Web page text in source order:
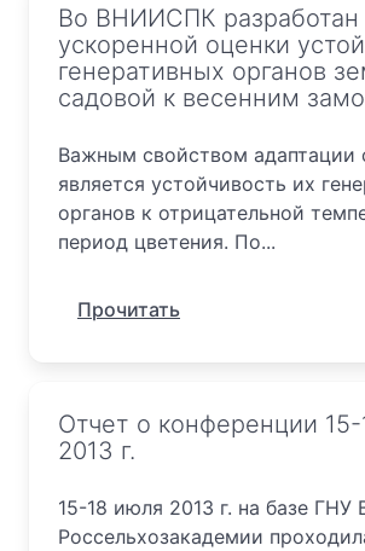
Во ВНИИСПК разработан
ускоренной оценки
генеративных органов
садовой к весенним
Важным свойством адаптации
является устойчивость их
органов к отрицательной
период цветения. По...
Прочитать
Отчет о конференции
2013 г.
15-18 июля 2013 г. на базе
Россельхозакадемии